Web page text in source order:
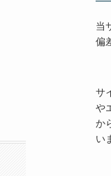
当
偏
サ
や
か
い